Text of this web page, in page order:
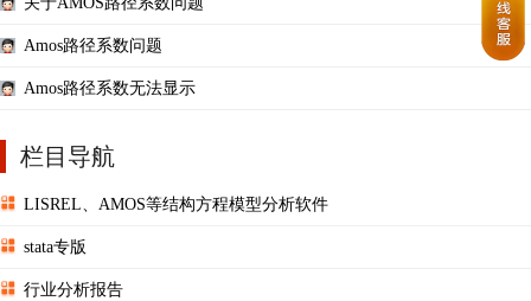
Amos路径系数问题
Amos路径系数无法显示
栏目导航
LISREL、AMOS等结构方程模型分析软件
stata专版
行业分析报告